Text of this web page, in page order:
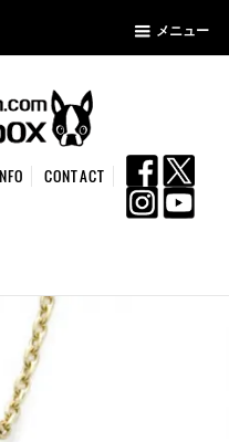
メニュー
CONTACT